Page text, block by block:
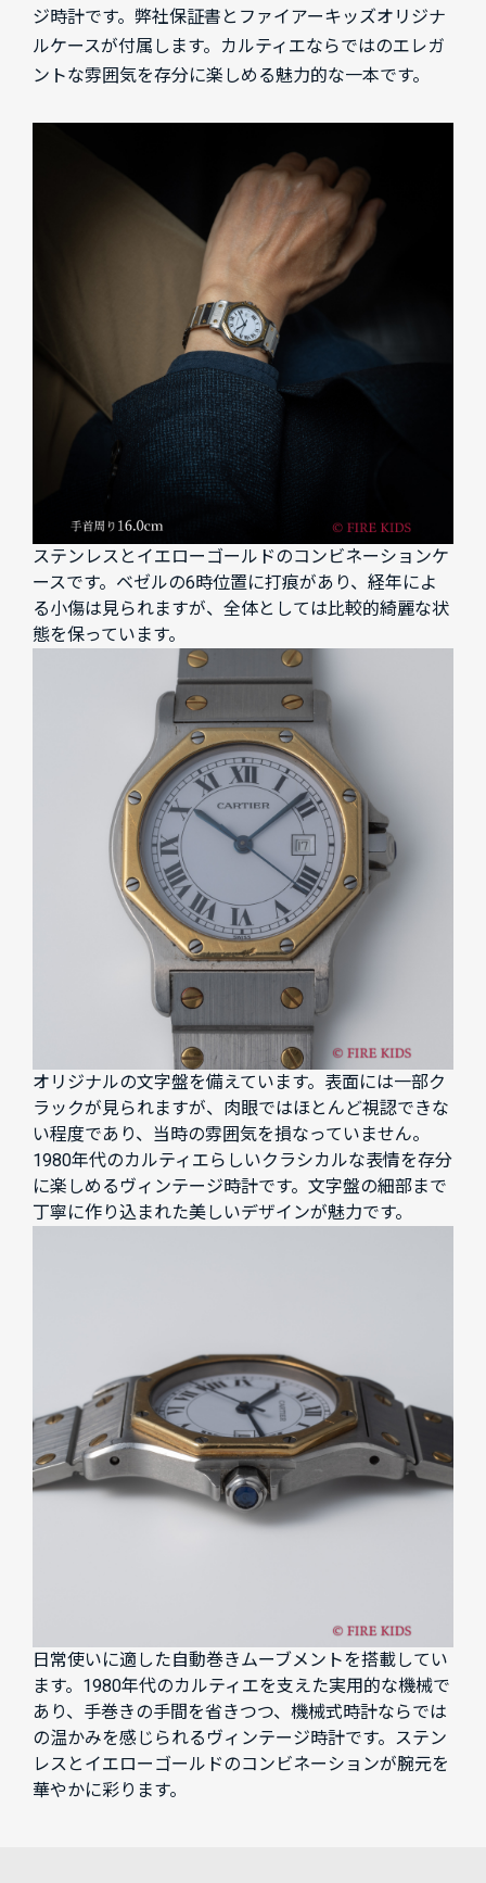
ジ時計です。弊社保証書とファイアーキッズオリジナ
ルケースが付属します。カルティエならではのエレガ
ントな雰囲気を存分に楽しめる魅力的な一本です。
ステンレスとイエローゴールドのコンビネーションケ
ースです。ベゼルの6時位置に打痕があり、経年によ
る小傷は見られますが、全体としては比較的綺麗な状
態を保っています。
オリジナルの文字盤を備えています。表面には一部ク
ラックが見られますが、肉眼ではほとんど視認できな
い程度であり、当時の雰囲気を損なっていません。
1980年代のカルティエらしいクラシカルな表情を存分
に楽しめるヴィンテージ時計です。文字盤の細部まで
丁寧に作り込まれた美しいデザインが魅力です。
日常使いに適した自動巻きムーブメントを搭載してい
ます。1980年代のカルティエを支えた実用的な機械で
あり、手巻きの手間を省きつつ、機械式時計ならでは
の温かみを感じられるヴィンテージ時計です。ステン
レスとイエローゴールドのコンビネーションが腕元を
華やかに彩ります。